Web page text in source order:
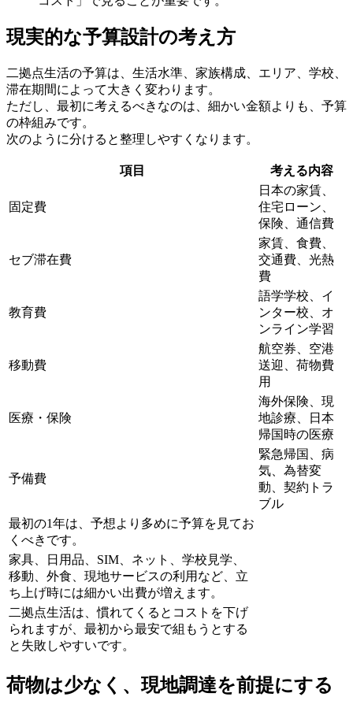
現実的な予算設計の考え方
二拠点生活の予算は、生活水準、家族構成、エリア、学校、
滞在期間によって大きく変わります。
ただし、最初に考えるべきなのは、細かい金額よりも、予算
の枠組みです。
次のように分けると整理しやすくなります。
項目 考える内容
固定費
日本の家賃、
住宅ローン、
保険、通信費
セブ滞在費
家賃、食費、
交通費、光熱
費
教育費
語学学校、イ
ンター校、オ
ンライン学習
移動費
航空券、空港
送迎、荷物費
用
医療・保険
海外保険、現
地診療、日本
帰国時の医療
予備費
緊急帰国、病
気、為替変
動、契約トラ
ブル
最初の1年は、予想より多めに予算を見てお
くべきです。
家具、日用品、SIM、ネット、学校見学、
移動、外食、現地サービスの利用など、立
ち上げ時には細かい出費が増えます。
二拠点生活は、慣れてくるとコストを下げ
られますが、最初から最安で組もうとする
と失敗しやすいです。
荷物は少なく、現地調達を前提にする